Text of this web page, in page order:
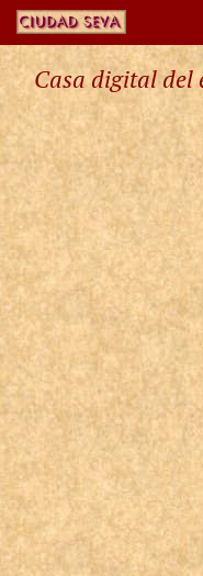
Casa digital del